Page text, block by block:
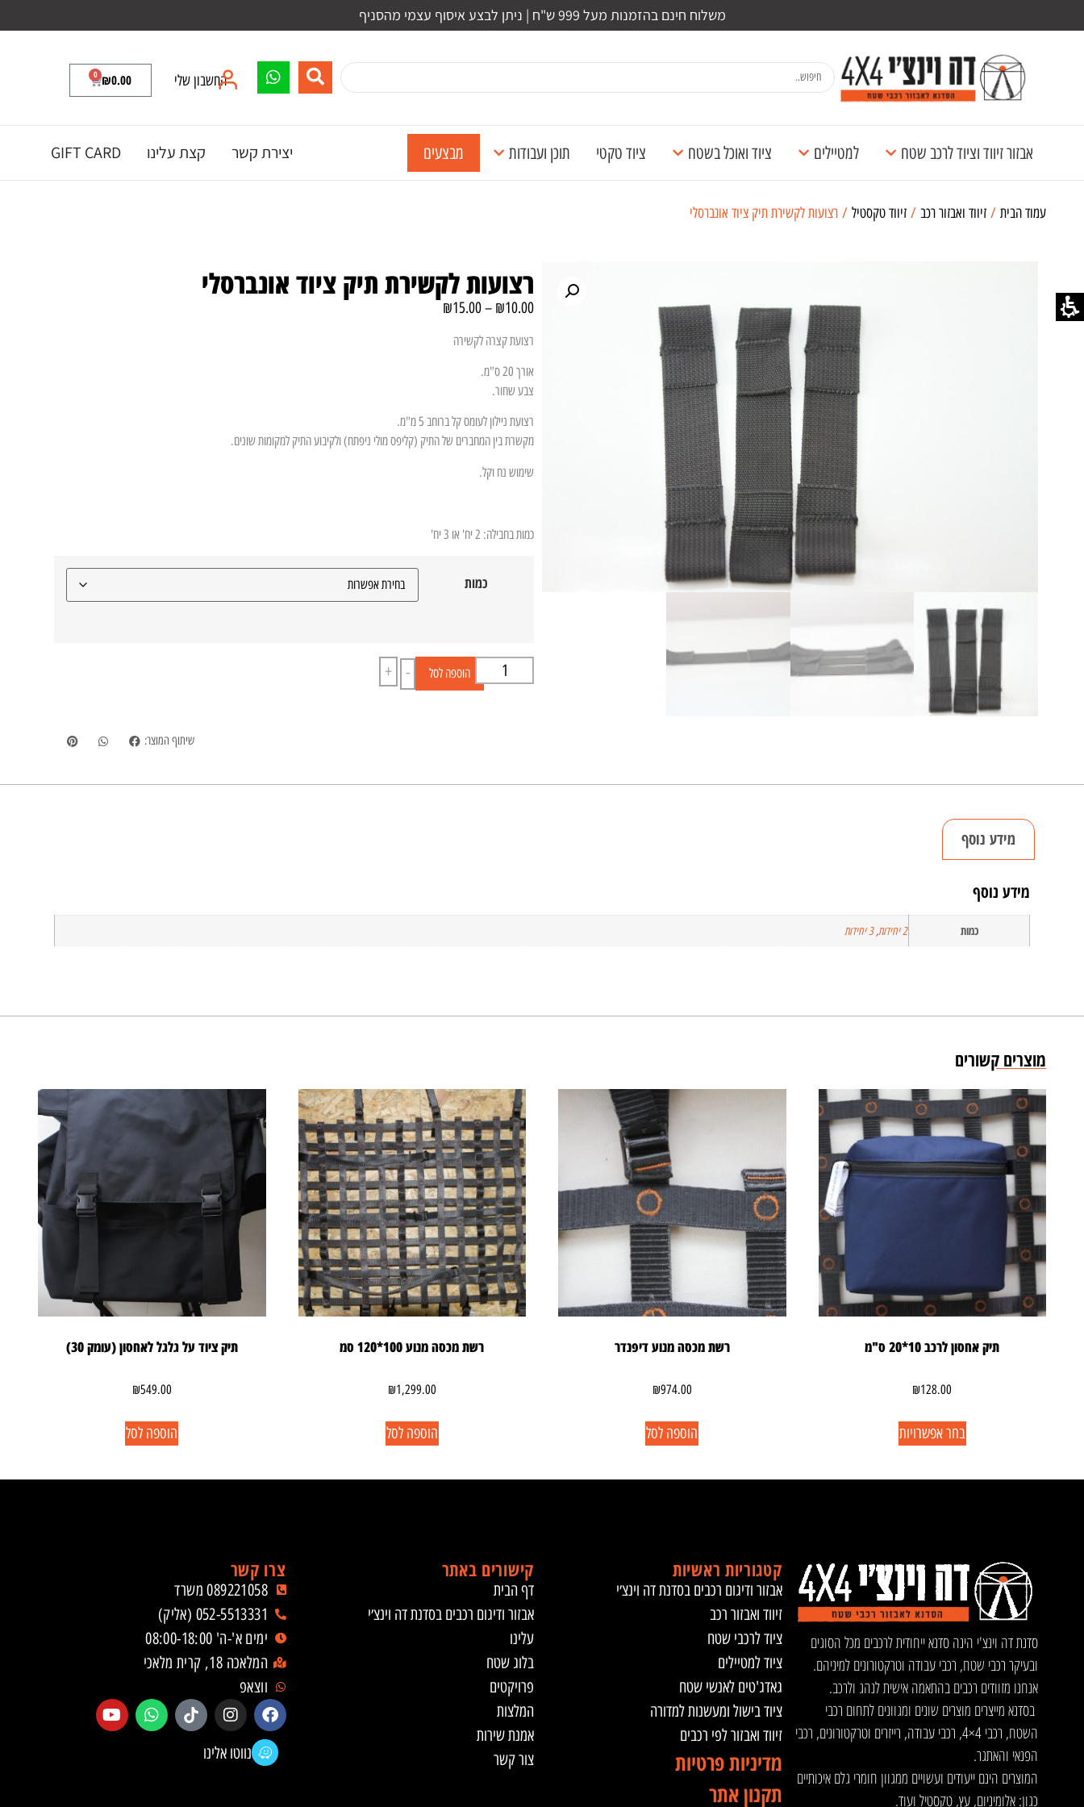
משלוח חינם בהזמנות מעל 999 ש"ח | ניתן לבצע איסוף עצמי מהסניף
החשבון שלי ₪0.00
0
אבזור זיווד וציוד לרכב שטח למטיילים ציוד ואוכל בשטח ציוד טקטי תוכן ועבודות מבצעים יצירת קשר קצת עלינו GIFT CARD
עמוד הבית / זיווד ואבזור רכב / זיווד טקסטיל / רצועות לקשירת תיק ציוד אונברסלי
רצועות לקשירת תיק ציוד אונברסלי
₪10.00
–
₪15.00
רצועת קצרה לקשירה
אורך 20 ס"מ.
צבע שחור.
רצועת ניילון לעומס קל ברוחב 5 מ"מ.
מקשרת בין המחברים של התיק (קליפס מולי ניפתח) ולקיבוע התיק למקומות שונים.
שימוש נח וקל.
כמות בחבילה: 2 יח' או 3 יח'
כמות
-
+ הוספה לסל
שיתוף המוצר:
מידע נוסף
מידע נוסף
כמות 2 יחידות ,3 יחידות
מוצרים קשורים
תיק אחסון לרכב 10*20 ס"מ
₪128.00
בחר אפשרויות
רשת מכסה מנוע דיפנדר
₪974.00
הוספה לסל
רשת מכסה מנוע 100*120 סמ
₪1,299.00
הוספה לסל
תיק ציוד על גלגל לאחסון (עומק 30)
₪549.00
הוספה לסל
סדנת דה וינצ'י הינה סדנא ייחודית לרכבים מכל הסוגים
ובעיקר רכבי שטח, רכבי עבודה וטרקטורונים למיניהם.
אנחנו מזוודים רכבים בהתאמה אישית לנהג ולרכב.
בסדנא מייצרים מוצרים שונים ומגוונים לתחום רכבי
השטח, רכבי 4×4, רכבי עבודה, רייזרים וטרקטורונים, רכבי
הפנאי והאתגר.
המוצרים הינם ייעודים ועשויים ממגוון חומרי גלם איכותיים
כגון: אלומיניום, עץ, טקסטיל ועוד.
קטגוריות ראשיות
אבזור ודיגום רכבים בסדנת דה וינצ׳י
זיווד ואבזור רכב
ציוד לרכבי שטח
ציוד למטיילים
גאדג'טים לאנשי שטח
ציוד בישול ומעשנות למדורה
זיווד ואבזור לפי רכבים
מדיניות פרטיות
תקנון אתר
קישורים באתר
דף הבית
אבזור ודיגום רכבים בסדנת דה וינצ׳י
עלינו
בלוג שטח
פרויקטים
המלצות
אמנת שירות
צור קשר
צרו קשר
089221058 משרד
052-5513331 (אליק)
ימים א'-ה' 08:00-18:00
המלאכה 18, קרית מלאכי
ווצאפ
נווטו אלינו